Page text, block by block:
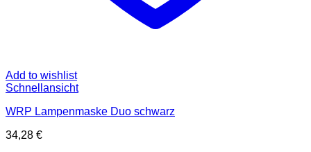
Add to wishlist
Schnellansicht
WRP Lampenmaske Duo schwarz
34,28 €